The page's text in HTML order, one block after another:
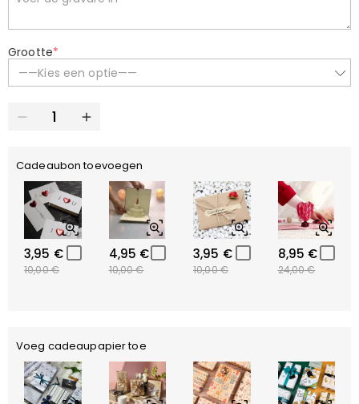
Grootte*
——Kies een optie——
Cadeaubon toevoegen
3,95 €
10,00 €
4,95 €
10,00 €
3,95 €
10,00 €
8,95 €
24,00 €
Voeg cadeaupapier toe